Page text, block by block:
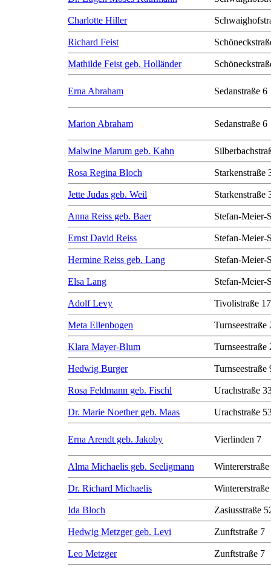
Charlotte Hiller
Richard Feist
Mathilde Feist geb. Holländer
Erna Abraham Sedanstraße 6
Marion Abraham Sedanstraße 6
Malwine Marum geb. Kahn
Rosa Regina Bloch Starkenstraße
Jette Judas geb. Weil Starkenstraße
Anna Reiss geb. Baer Stefan-Meier-
Ernst David Reiss Stefan-Meier-
Hermine Reiss geb. Lang Stefan-Meier-
Elsa Lang Stefan-Meier-
Adolf Levy Tivolistraße 17
Meta Ellenbogen Turnseestraße
Klara Mayer-Blum Turnseestraße
Hedwig Burger Turnseestraße
Rosa Feldmann geb. Fischl Urachstraße
Dr. Marie Noether geb. Maas Urachstraße
Erna Arendt geb. Jakoby Vierlinden 7
Alma Michaelis geb. Seeligmann
Dr. Richard Michaelis
Ida Bloch Zasiusstraße
Hedwig Metzger geb. Levi Zunftstraße 7
Leo Metzger Zunftstraße 7